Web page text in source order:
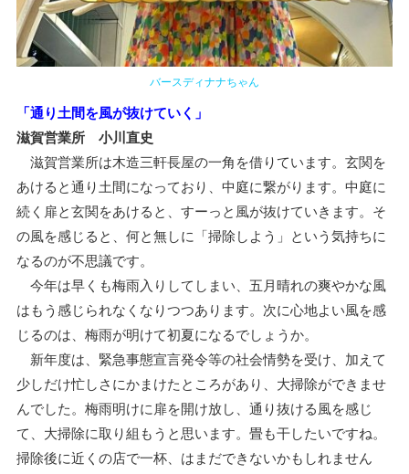
バースディナナちゃん
「通り土間を風が抜けていく」
滋賀営業所 小川直史
滋賀営業所は木造三軒長屋の一角を借りています。玄関を
あけると通り土間になっており、中庭に繋がります。中庭に
続く扉と玄関をあけると、すーっと風が抜けていきます。そ
の風を感じると、何と無しに「掃除しよう」という気持ちに
なるのが不思議です。
今年は早くも梅雨入りしてしまい、五月晴れの爽やかな風
はもう感じられなくなりつつあります。次に心地よい風を感
じるのは、梅雨が明けて初夏になるでしょうか。
新年度は、緊急事態宣言発令等の社会情勢を受け、加えて
少しだけ忙しさにかまけたところがあり、大掃除ができませ
んでした。梅雨明けに扉を開け放し、通り抜ける風を感じ
て、大掃除に取り組もうと思います。畳も干したいですね。
掃除後に近くの店で一杯、はまだできないかもしれません